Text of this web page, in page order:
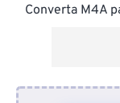
Converta M4A